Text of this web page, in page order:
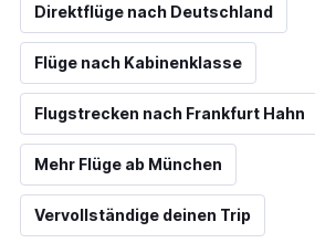
Direktflüge nach Deutschland
Flüge nach Kabinenklasse
Flugstrecken nach Frankfurt Hahn
Mehr Flüge ab München
Vervollständige deinen Trip